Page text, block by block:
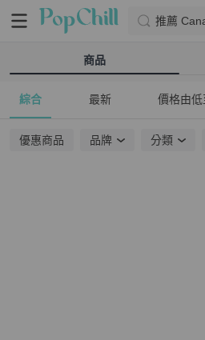
推薦
商品
綜合 最新 價格由低
優惠商品 品牌 分類